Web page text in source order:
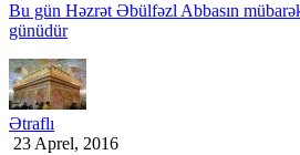
Bu gün Həzrət Əbülfəzl Abbasın
günüdür
Ətraflı
23 Aprel, 2016